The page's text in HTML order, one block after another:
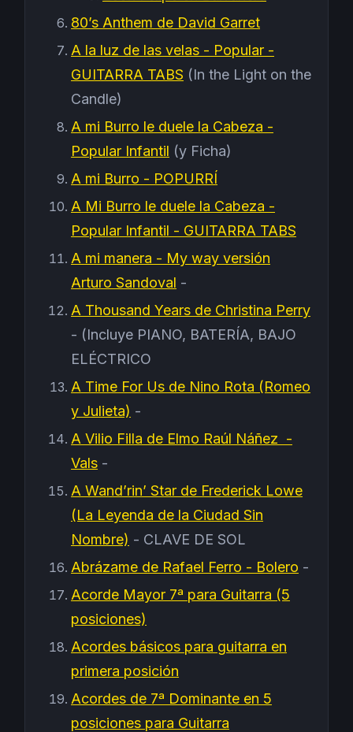
80’s Anthem de David Garret
A la luz de las velas - Popular -
GUITARRA TABS (In the Light on the
Candle)
A mi Burro le duele la Cabeza -
Popular Infantil (y Ficha)
A mi Burro - POPURRÍ
A Mi Burro le duele la Cabeza -
Popular Infantil - GUITARRA TABS
A mi manera - My way versión
Arturo Sandoval -
A Thousand Years de Christina Perry
- (Incluye PIANO, BATERÍA, BAJO
ELÉCTRICO
A Time For Us de Nino Rota (Romeo
y Julieta) -
A Vilio Filla de Elmo Raúl Náñez -
Vals -
A Wand’rin’ Star de Frederick Lowe
(La Leyenda de la Ciudad Sin
Nombre) - CLAVE DE SOL
Abrázame de Rafael Ferro - Bolero -
Acorde Mayor 7ª para Guitarra (5
posiciones)
Acordes básicos para guitarra en
primera posición
Acordes de 7ª Dominante en 5
posiciones para Guitarra